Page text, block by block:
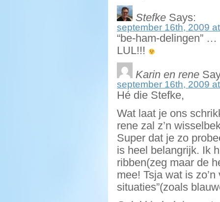
Stefke Says:
september 16th, 2009
“be-ham-delingen”
LUL!!!
Karin en rene
september 16th, 2009
Hé die Stefke,
Wat laat je ons
rene zal z’n
Super dat je zo
is heel belangrijk. Ik
ribben(zeg maar de
mee! Tsja wat is
situaties”(zoals